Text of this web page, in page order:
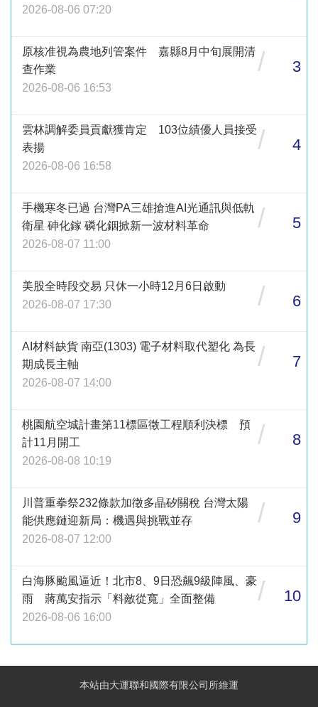
2026-08-06 07:20
原核准視為農地列管案件 嘉縣8月中旬展開清
查作業
2026-08-06 16:53
/ 3
雲林調解委員貢獻獲肯定 103位績優人員接受
表揚
2026-08-06 16:58
/ 4
手機寒冬已過 台灣PA三雄搶進AI光通訊與低軌
衛星 砷化鎵 磷化銦掀新一波材料革命
2026-08-07 11:00
/ 5
美股全時段交易 只休一小時12月6日啟動
2026-08-07 17:30
/ 6
AI材料缺貨 南亞(1303) 電子材料取代塑化 為長
期成長主軸
2026-08-07 14:00
/ 7
桃園航空城計畫第11標區徵工程順利決標 預
計11月開工
2026-08-08 10:19
/ 8
川普重拳祭232條款加徵多晶矽關稅 台灣太陽
能供應鏈迎新局：機遇與挑戰並存
2026-08-07 12:00
/ 9
白海豚颱風逼近！北市8、9日恐飆9級陣風、豪
雨 蔣萬安指示「料敵從寬」全面整備
2026-08-06 16:00
/ 10
本站由大運聯和國際有限公司所維運